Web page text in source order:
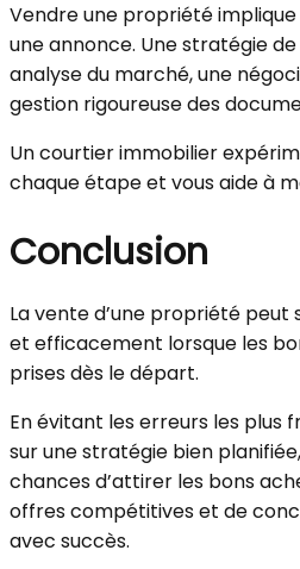
Vendre une propriété
une annonce. Une stratégie
analyse du marché, une
gestion rigoureuse des
Un courtier immobilier
chaque étape et vous aide à
Conclusion
La vente d’une propriété
et efficacement lorsque les
prises dès le départ.
En évitant les erreurs les plus
sur une stratégie bien
chances d’attirer les bons
offres compétitives et de
avec succès.